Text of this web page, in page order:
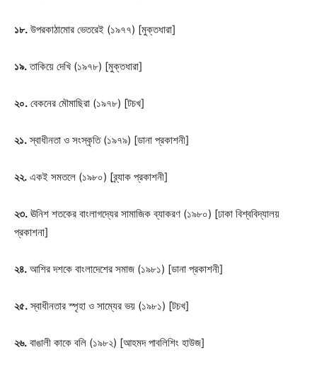
১৮. উপরকাঠামোর ভেতরেই (১৯৭৭) [মুক্তধারা]
১৯.তাকিয়ে দেখি (১৯৭৮) [মুক্তধারা]
২০. বেকনের মৌমাছিরা (১৯৭৮) [টচখ]
২১.স্বাধীনতা ও সংস্কৃতি (১৯৭৯) [ডানা প্রকাশনী]
২২. একই সমতলে (১৯৮০) [ব্র্যাক প্রকাশনী]
২৩. ঊনিশ শতকের বাংলাগদ্যের সামাজিক ব্যাকরণ (১৯৮০) [ঢাকা বিশ্ববিদ্যালয়
প্রকাশনা]
২৪. আশির দশকে বাংলাদেশের সমাজ (১৯৮১) [ডানা প্রকাশনী]
২৫.স্বাধীনতার স্পৃহা ও সাম্যের ভয় (১৯৮১) [টচখ]
২৬. বাঙালী কাকে বলি (১৯৮২) [আহমদ পাবলিশিং হাউজ]